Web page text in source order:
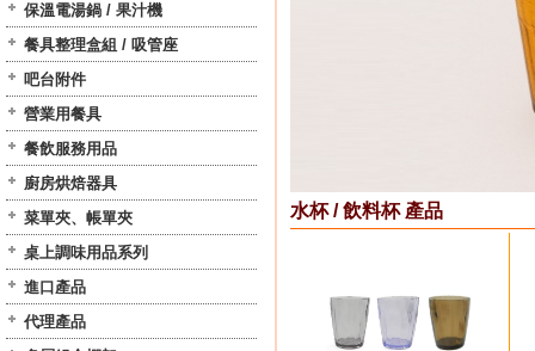
保溫電湯鍋 / 果汁機
餐具整理盒組 / 吸管座
吧台附件
營業用餐具
餐飲服務用品
廚房烘焙器具
菜單夾、帳單夾
桌上調味用品系列
進口產品
代理產品
水杯 / 飲料杯 產品